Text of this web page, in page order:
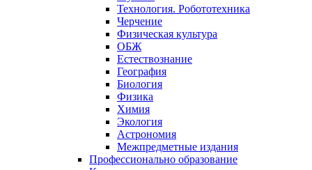
Технология. Робототехника
Черчение
Физическая культура
ОБЖ
Естествознание
География
Биология
Физика
Химия
Экология
Астрономия
Межпредметные издания
Профессионально образование